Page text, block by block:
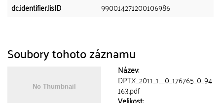
dc.identifier.lisID
990014271200106986
Soubory tohoto záznamu
Název:
DPTX_2011_1__0_176765_0_94
163.pdf